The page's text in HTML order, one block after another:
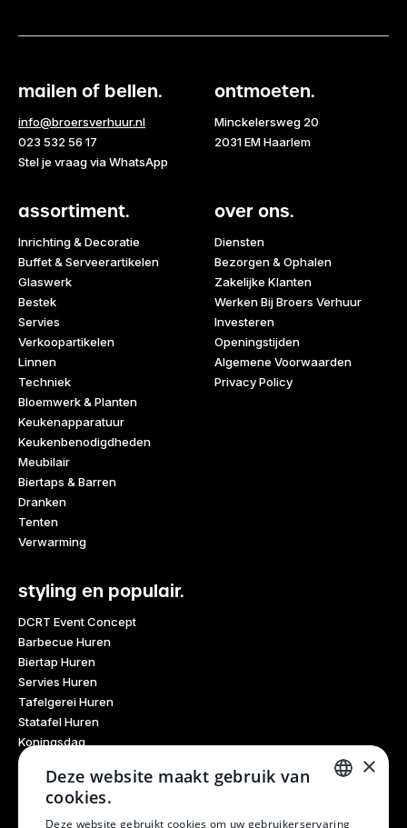
mailen of bellen.
info@broersverhuur.nl
023 532 56 17
Stel je vraag via WhatsApp
ontmoeten.
Minckelersweg 20
2031 EM Haarlem
assortiment.
Inrichting & Decoratie
Buffet & Serveerartikelen
Glaswerk
Bestek
Servies
Verkoopartikelen
Linnen
Techniek
Bloemwerk & Planten
Keukenapparatuur
Keukenbenodigdheden
Meubilair
Biertaps & Barren
Dranken
Tenten
Verwarming
over ons.
Diensten
Bezorgen & Ophalen
Zakelijke Klanten
Werken Bij Broers Verhuur
Investeren
Openingstijden
Algemene Voorwaarden
Privacy Policy
styling en populair.
DCRT Event Concept
Barbecue Huren
Biertap Huren
Servies Huren
Tafelgerei Huren
Statafel Huren
Koningsdag
Glaswerk Huren
Feestdagen
Haarlem Culinair
Evenementen Verhuur
×
Deze website maakt gebruik van
cookies.
Deze website gebruikt cookies om uw gebruikerservaring